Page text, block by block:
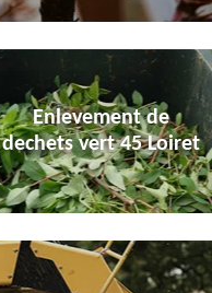
Enlevement de
dechets vert 45 Loiret